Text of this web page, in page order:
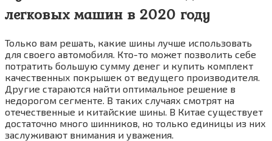
легковых машин в 2020 году
Только вам решать, какие шины лучше использовать
для своего автомобиля. Кто-то может позволить себе
потратить большую сумму денег и купить комплект
качественных покрышек от ведущего производителя.
Другие стараются найти оптимальное решение в
недорогом сегменте. В таких случаях смотрят на
отечественные и китайские шины. В Китае существует
достаточно много шинников, но только единицы из них
заслуживают внимания и уважения.